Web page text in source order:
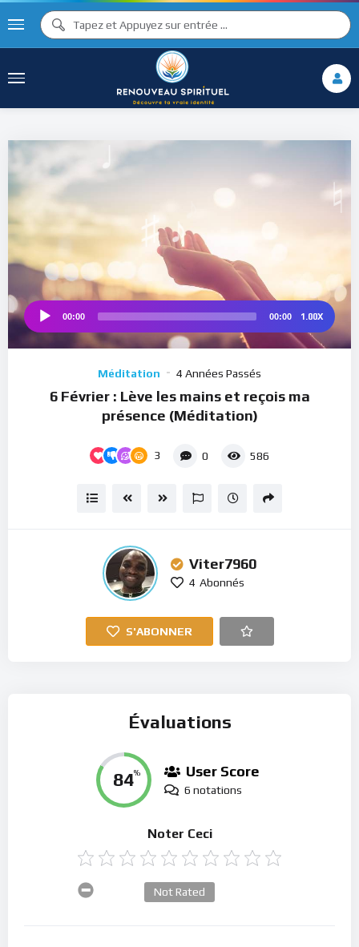
♫ ♩
♩
♯ ♪ ♯ ♬
♫
00:00 00:00 1.00X
Méditation 4 Années Passés
6 Février : Lève les mains et reçois ma
présence (Méditation)
3 0 586
Viter7960
4 Abonnés
S'ABONNER
Évaluations
84% User Score
6 notations
Noter Ceci
Not Rated